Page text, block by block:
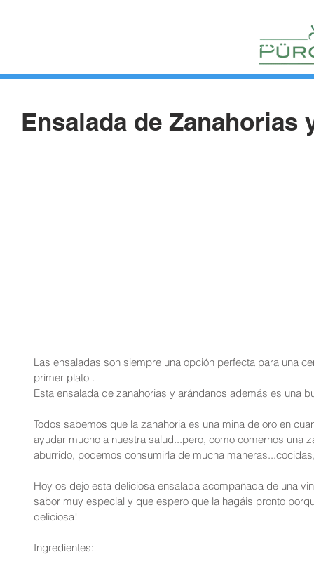
CONTACTO
Ensalada de Zanahorias
Las ensaladas son siempre una opción perfecta para una
primer plato .
Esta ensalada de zanahorias y arándanos además es una
Todos sabemos que la zanahoria es una mina de oro en
ayudar mucho a nuestra salud...pero, como comernos una
aburrido, podemos consumirla de mucha
Hoy os dejo esta deliciosa ensalada acompañada de una
sabor muy especial y que espero que la hagáis pronto
deliciosa!
Ingredientes: